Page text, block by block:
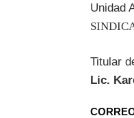
Unidad
Titular
Lic.